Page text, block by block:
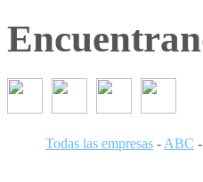
Todas las empresas - ABC -